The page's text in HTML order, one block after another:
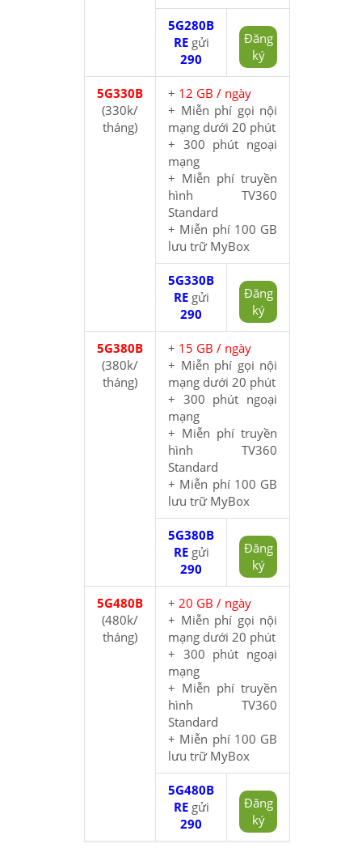
5G280B
REgửi
290
Đăng
ký
5G330B
(330k/
tháng)
+ 12 GB / ngày
+ Miễn phí gọi nội
mạng dưới 20 phút
+ 300 phút ngoại
mạng
+ Miễn phí truyền
hình TV360
Standard
+ Miễn phí 100 GB
lưu trữ MyBox
5G330B
RE gửi
290
Đăng
ký
5G380B
(380k/
tháng)
+ 15 GB / ngày
+ Miễn phí gọi nội
mạng dưới 20 phút
+ 300 phút ngoại
mạng
+ Miễn phí truyền
hình TV360
Standard
+ Miễn phí 100 GB
lưu trữ MyBox
5G380B
REgửi
290
Đăng
ký
5G480B
(480k/
tháng)
+ 20 GB / ngày
+ Miễn phí gọi nội
mạng dưới 20 phút
+ 300 phút ngoại
mạng
+ Miễn phí truyền
hình TV360
Standard
+ Miễn phí 100 GB
lưu trữ MyBox
5G480B
REgửi
290
Đăng
ký